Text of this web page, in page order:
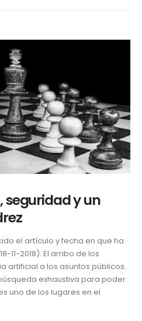
seguridad y un
el artículo y fecha en que ha
11-2018). El arribo de los
artificial a los asuntos públicos.
exhaustiva para poder
uno de los lugares en el